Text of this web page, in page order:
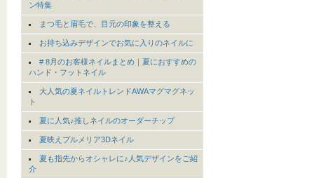
ン特集
まつ毛と眉毛で、目元の印象を整える
お持ち込みデザインでお気に入りのネイルに
# 8月のお客様ネイルまとめ｜夏におすすめの
ハンド・フットネイル
大人気の夏ネイルトレンドAWAマグマグネッ
ト
夏に人気♪推しネイルのオーダーチップ
夏映えプルメリア3Dネイル
夏も指先からオシャレに♪人気デザインをご紹
介